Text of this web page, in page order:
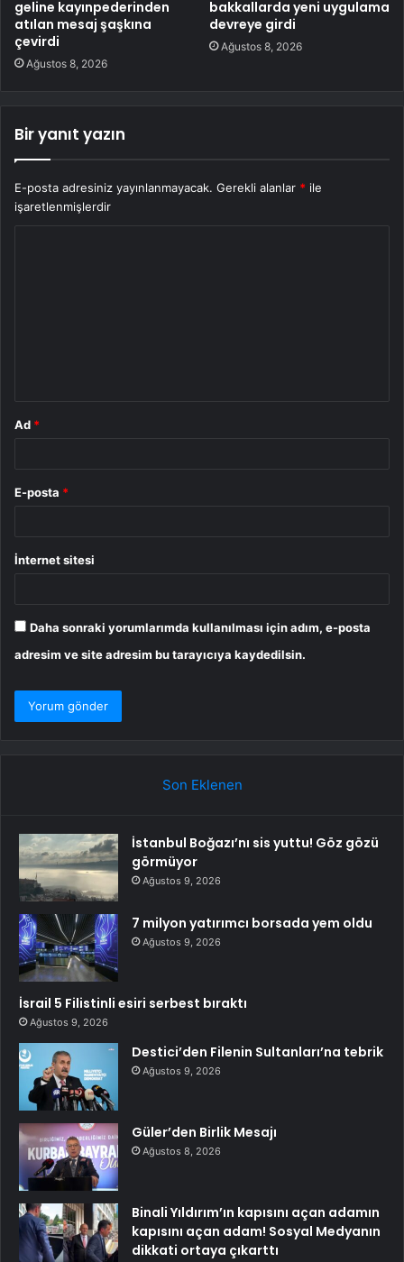
geline kayınpederinden
atılan mesaj şaşkına
çevirdi
Ağustos 8, 2026
bakkallarda yeni uygulama
devreye girdi
Ağustos 8, 2026
Bir yanıt yazın
E-posta adresiniz yayınlanmayacak. Gerekli alanlar * ile
işaretlenmişlerdir
Ad *
E-posta *
İnternet sitesi
Daha sonraki yorumlarımda kullanılması için adım, e-posta
adresim ve site adresim bu tarayıcıya kaydedilsin.
Son Eklenen
İstanbul Boğazı’nı sis yuttu! Göz gözü
görmüyor
Ağustos 9, 2026
7 milyon yatırımcı borsada yem oldu
Ağustos 9, 2026
İsrail 5 Filistinli esiri serbest bıraktı
Ağustos 9, 2026
Destici’den Filenin Sultanları’na tebrik
Ağustos 9, 2026
Güler’den Birlik Mesajı
Ağustos 8, 2026
Binali Yıldırım’ın kapısını açan adamın
kapısını açan adam! Sosyal Medyanın
dikkati ortaya çıkarttı